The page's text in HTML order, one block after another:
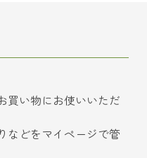
買い物にお使いいただ
などをマイページで管